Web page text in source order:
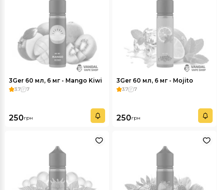
3Ger 60 мл, 6 мг - Mango Kiwi
3.7 7
250грн
3Ger 60 мл, 6 мг - Mojito
3.7 7
250грн